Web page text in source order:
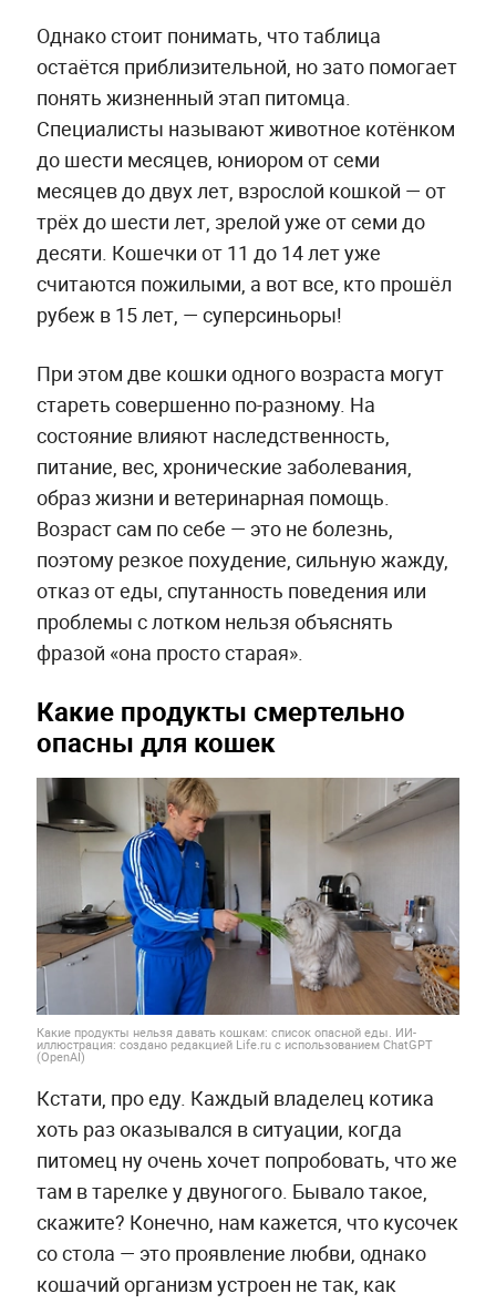
Однако стоит понимать, что таблица
остаётся приблизительной, но зато помогает
понять жизненный этап питомца.
Специалисты называют животное котёнком
до шести месяцев, юниором от семи
месяцев до двух лет, взрослой кошкой — от
трёх до шести лет, зрелой уже от семи до
десяти. Кошечки от 11 до 14 лет уже
считаются пожилыми, а вот все, кто прошёл
рубеж в 15 лет, — суперсиньоры!
При этом две кошки одного возраста могут
стареть совершенно по-разному. На
состояние влияют наследственность,
питание, вес, хронические заболевания,
образ жизни и ветеринарная помощь.
Возраст сам по себе — это не болезнь,
поэтому резкое похудение, сильную жажду,
отказ от еды, спутанность поведения или
проблемы с лотком нельзя объяснять
фразой «она просто старая».
Какие продукты смертельно
опасны для кошек
Какие продукты нельзя давать кошкам: список опасной еды. ИИ-
иллюстрация: создано редакцией Life.ru с использованием ChatGPT
(OpenAI)
Кстати, про еду. Каждый владелец котика
хоть раз оказывался в ситуации, когда
питомец ну очень хочет попробовать, что же
там в тарелке у двуногого. Бывало такое,
скажите? Конечно, нам кажется, что кусочек
со стола — это проявление любви, однако
кошачий организм устроен не так, как